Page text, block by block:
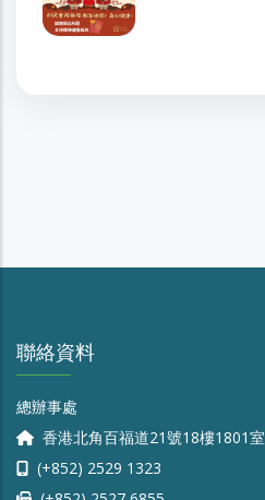
聯絡資料
總辦事處
香港北角百福道21號18樓1801室
(+852) 2529 1323